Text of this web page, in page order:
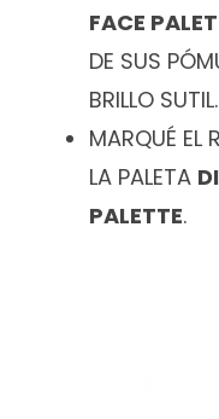
FACE
DE SUS
BRILLO SUTIL.
MARQUÉ EL
LA PALETA
PALETTE.